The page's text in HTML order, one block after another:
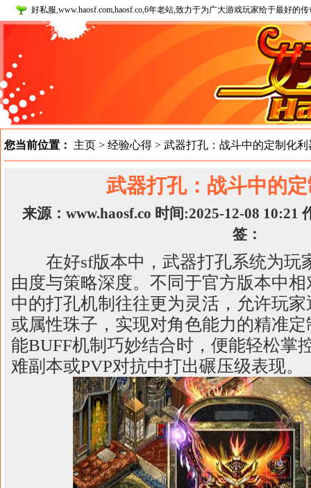
好私服,www.haosf.com,haosf.co,6年老站,致力于为广大游戏玩家给于最好的
您当前位置： 主页 > 经验心得 > 武器打孔：战斗中的定制化利
武器打孔：战斗中的
来源：www.haosf.co 时间:2025-12-08 10:21
签：
在好sf版本中，武器打孔系统为玩
由度与策略深度。不同于官方版本中
中的打孔机制往往更为灵活，允许玩
或属性珠子，实现对角色能力的精准
能BUFF机制巧妙结合时，便能轻松掌
难副本或PVP对抗中打出碾压级表现。